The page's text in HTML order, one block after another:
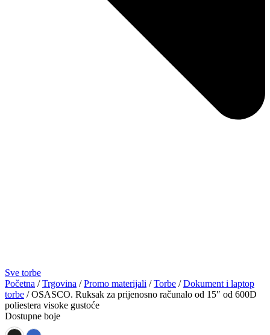
Sve torbe
Početna /Trgovina /Promo materijali /Torbe /Dokument i laptop
torbe / OSASCO. Ruksak za prijenosno računalo od 15″ od 600D
poliestera visoke gustoće
Dostupne boje